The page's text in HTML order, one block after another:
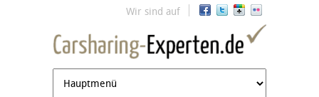
Jump to navigation
Wir sind auf